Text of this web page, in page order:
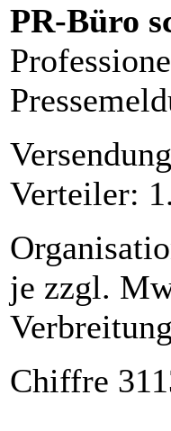
PR-Büro
Verteiler:
je zzgl.
Chiffre